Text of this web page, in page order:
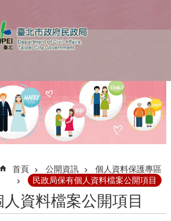
首頁 公開資訊
個人資料保護專區
民政局保有個人資料檔案公開項目
資料檔案公開項目